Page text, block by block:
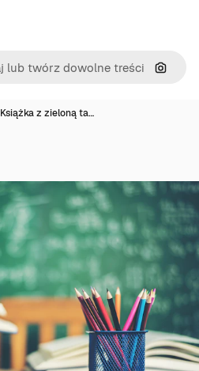
Szukaj
Książka z zieloną ta…